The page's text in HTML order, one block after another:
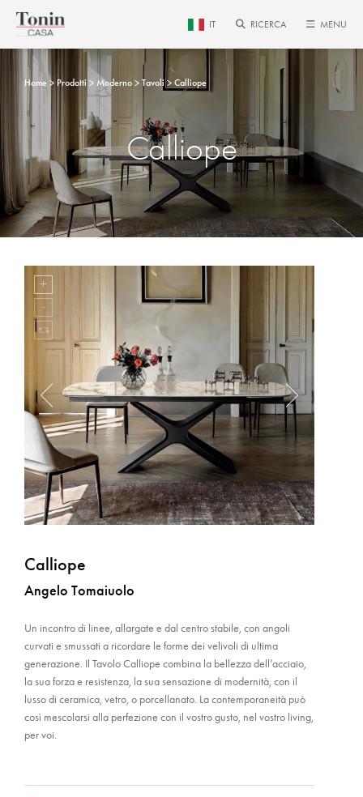
IT RICERCA MENU
Home Prodotti Moderno Tavoli Calliope
Calliope
Calliope
Angelo Tomaiuolo
Un incontro di linee, allargate e dal centro stabile, con angoli
curvati e smussati a ricordare le forme dei velivoli di ultima
generazione. Il Tavolo Calliope combina la bellezza dell’acciaio,
la sua forza e resistenza, la sua sensazione di modernità, con il
lusso di ceramica, vetro, o porcellanato. La contemporaneità può
così mescolarsi alla perfezione con il vostro gusto, nel vostro living,
per voi.